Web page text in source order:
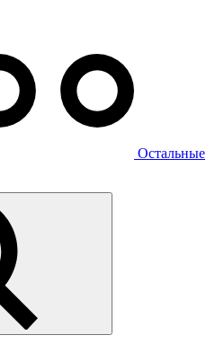
Остальные